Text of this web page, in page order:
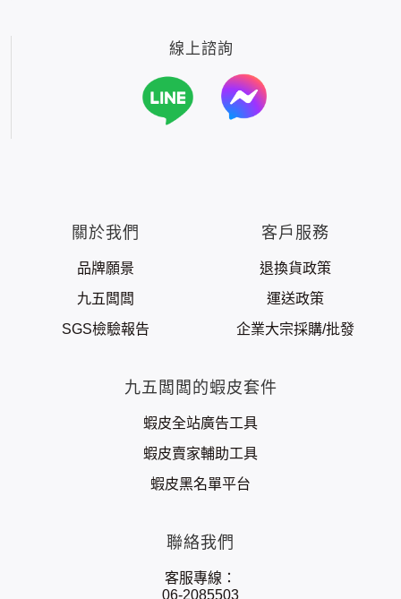
線上諮詢
關於我們
品牌願景
九五闆闆
SGS檢驗報告
客戶服務
退換貨政策
運送政策
企業大宗採購/批發
九五闆闆的蝦皮套件
蝦皮全站廣告工具
蝦皮賣家輔助工具
蝦皮黑名單平台
聯絡我們
客服專線：
06-2085503